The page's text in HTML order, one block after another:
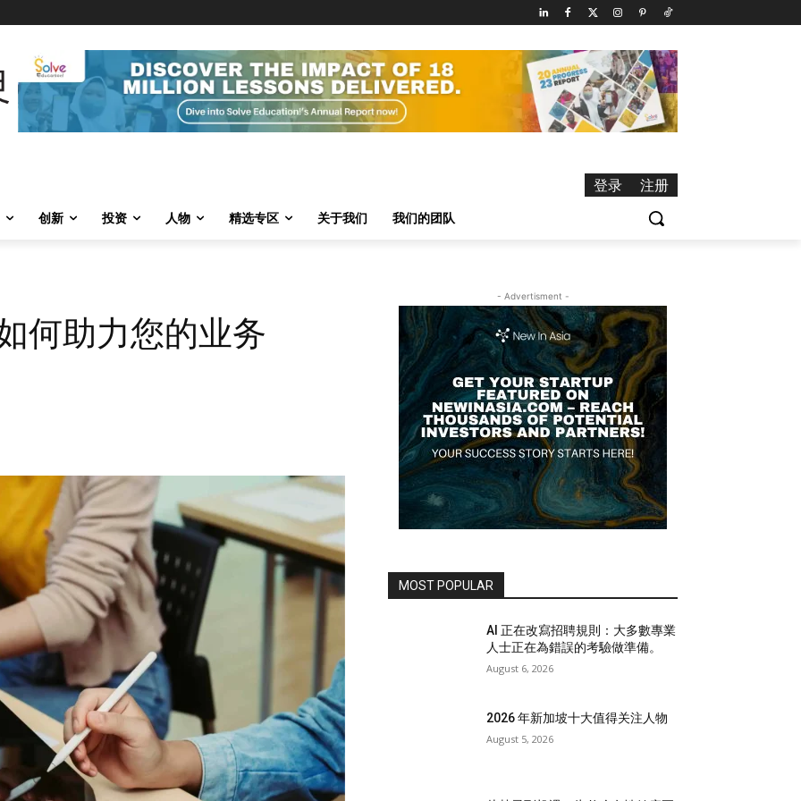
登录
注册
创新
投资 人物 精选专区 关于我们 我们的团队
何助力您的业务
- Advertisment -
MOST POPULAR
AI 正在改寫招聘規則：大多數專業
人士正在為錯誤的考驗做準備。
August 6, 2026
2026 年新加坡十大值得关注人物
August 5, 2026